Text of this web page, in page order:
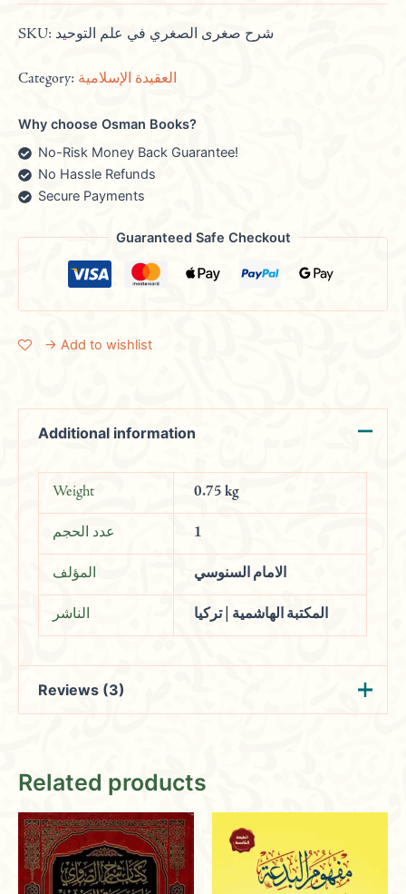
SKU: شرح صغرى الصغري في علم التوحيد
Category: العقيدة الإسلامية
Why choose Osman Books?
No-Risk Money Back Guarantee!
No Hassle Refunds
Secure Payments
Guaranteed Safe Checkout
→ Add to wishlist
Additional information
Weight 0.75 kg
عدد الحجم 1
المؤلف الامام السنوسي
الناشر المكتبة الهاشمية | تركيا
Reviews (3)
Rated5out
of 5
5, 2024
Celebrating the beauty of Islamic art
Related products